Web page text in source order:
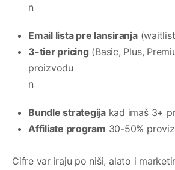
n
Email lista pre lansiranja
3-tier pricing (Basic, Plus,
proizvodu
n
Bundle strategijakad imaš 3+
Affiliate program 30-50%
Cifre var iraju po niši, alato i